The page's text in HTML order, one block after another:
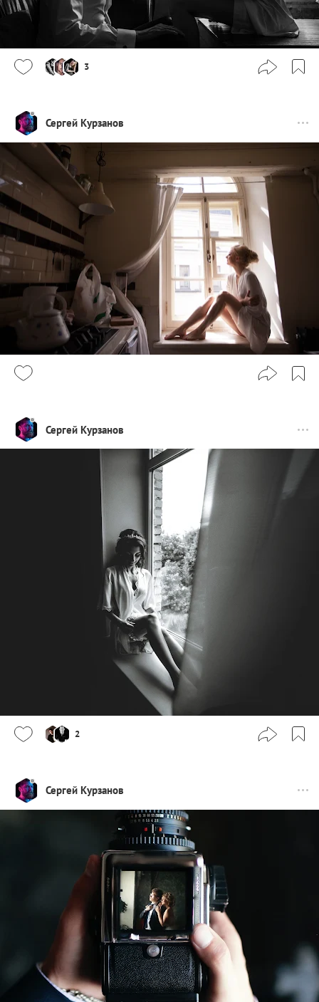
3
Сергей Курзанов
Сергей Курзанов
2
Сергей Курзанов